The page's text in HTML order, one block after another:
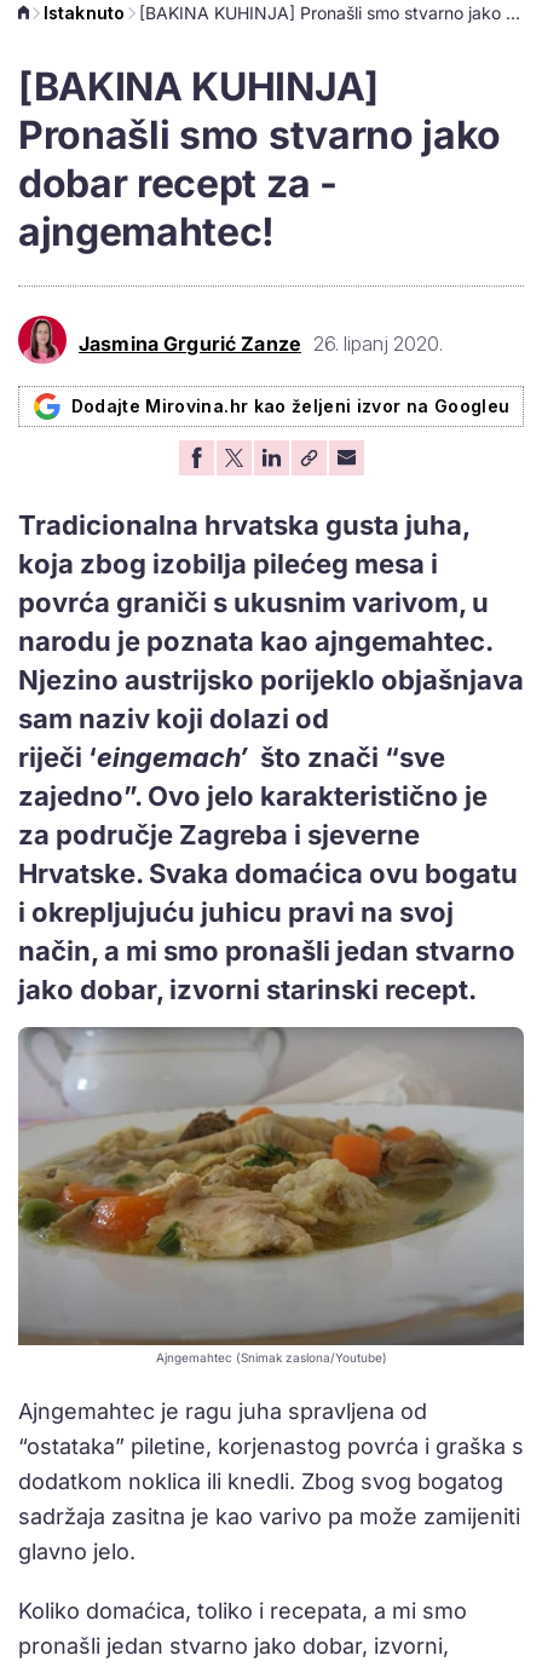
Istaknuto [BAKINA KUHINJA] Pronašli smo stvarno jako dobar recept za - ajngemahtec!
[BAKINA KUHINJA]
Pronašli smo stvarno jako
dobar recept za -
ajngemahtec!
Jasmina Grgurić Zanze 26. lipanj 2020.
Dodajte Mirovina.hr kao željeni izvor na Googleu
Tradicionalna hrvatska gusta juha,
koja zbog izobilja pilećeg mesa i
povrća graniči s ukusnim varivom, u
narodu je poznata kao ajngemahtec.
Njezino austrijsko porijeklo objašnjava
sam naziv koji dolazi od
riječi ‘eingemach’ što znači “sve
zajedno”. Ovo jelo karakteristično je
za područje Zagreba i sjeverne
Hrvatske. Svaka domaćica ovu bogatu
i okrepljujuću juhicu pravi na svoj
način, a mi smo pronašli jedan stvarno
jako dobar, izvorni starinski recept.
Ajngemahtec (Snimak zaslona/Youtube)
Ajngemahtec je ragu juha spravljena od
“ostataka” piletine, korjenastog povrća i graška s
dodatkom noklica ili knedli. Zbog svog bogatog
sadržaja zasitna je kao varivo pa može zamijeniti
glavno jelo.
Koliko domaćica, toliko i recepata, a mi smo
pronašli jedan stvarno jako dobar, izvorni,